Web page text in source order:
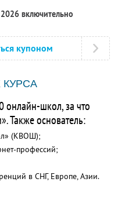
включительно
купоном
онлайн-школ, за что
Также основатель:
(КВОШ);
профессий;
в СНГ, Европе, Азии.